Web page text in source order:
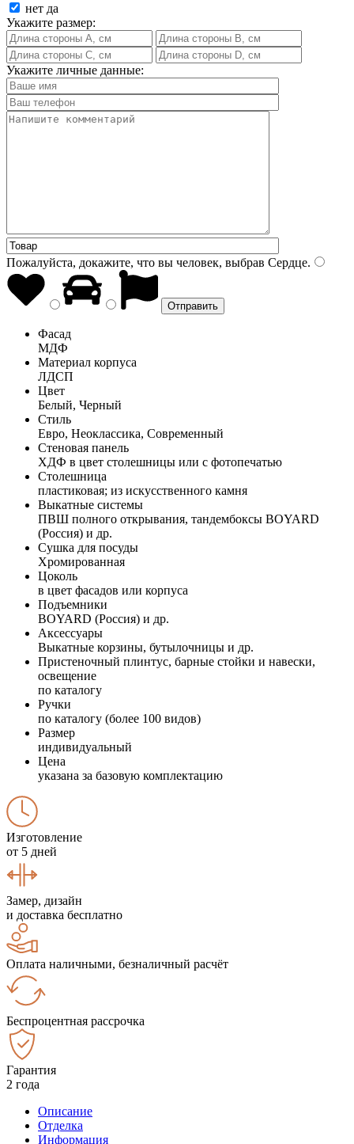
нет да
Укажите размер:
Укажите личные данные:
Пожалуйста, докажите, что вы человек, выбрав Сердце.
Фасад
МДФ
Материал корпуса
ЛДСП
Цвет
Белый, Черный
Стиль
Евро, Неоклассика, Современный
Стеновая панель
ХДФ в цвет столешницы или с фотопечатью
Столешница
пластиковая; из искусственного камня
Выкатные системы
ПВШ полного открывания, тандембоксы BOYARD
(Россия) и др.
Сушка для посуды
Хромированная
Цоколь
в цвет фасадов или корпуса
Подъемники
BOYARD (Россия) и др.
Аксессуары
Выкатные корзины, бутылочницы и др.
Пристеночный плинтус, барные стойки и навески,
освещение
по каталогу
Ручки
по каталогу (более 100 видов)
Размер
индивидуальный
Цена
указана за базовую комплектацию
Изготовление
от 5 дней
Замер, дизайн
и доставка бесплатно
Оплата наличными, безналичный расчёт
Беспроцентная рассрочка
Гарантия
2 года
Описание
Отделка
Информация